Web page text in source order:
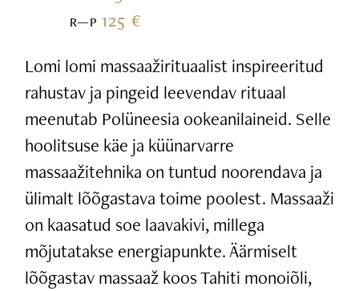
R—P125 €
Lomi lomi massaažirituaalist inspireeritud
rahustav ja pingeid leevendav rituaal
meenutab Polüneesia ookeanilaineid. Selle
hoolitsuse käe ja küünarvarre
massaažitehnika on tuntud noorendava ja
ülimalt lõõgastava toime poolest. Massaaži
on kaasatud soe laavakivi, millega
mõjutatakse energiapunkte. Äärmiselt
lõõgastav massaaž koos Tahiti monoiõli,